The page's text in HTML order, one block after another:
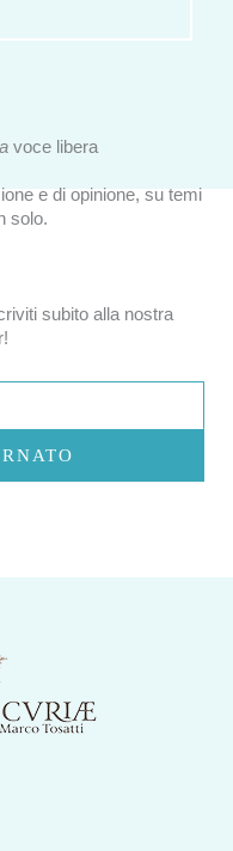
voce libera
e di opinione, su temi
solo.
subito alla nostra